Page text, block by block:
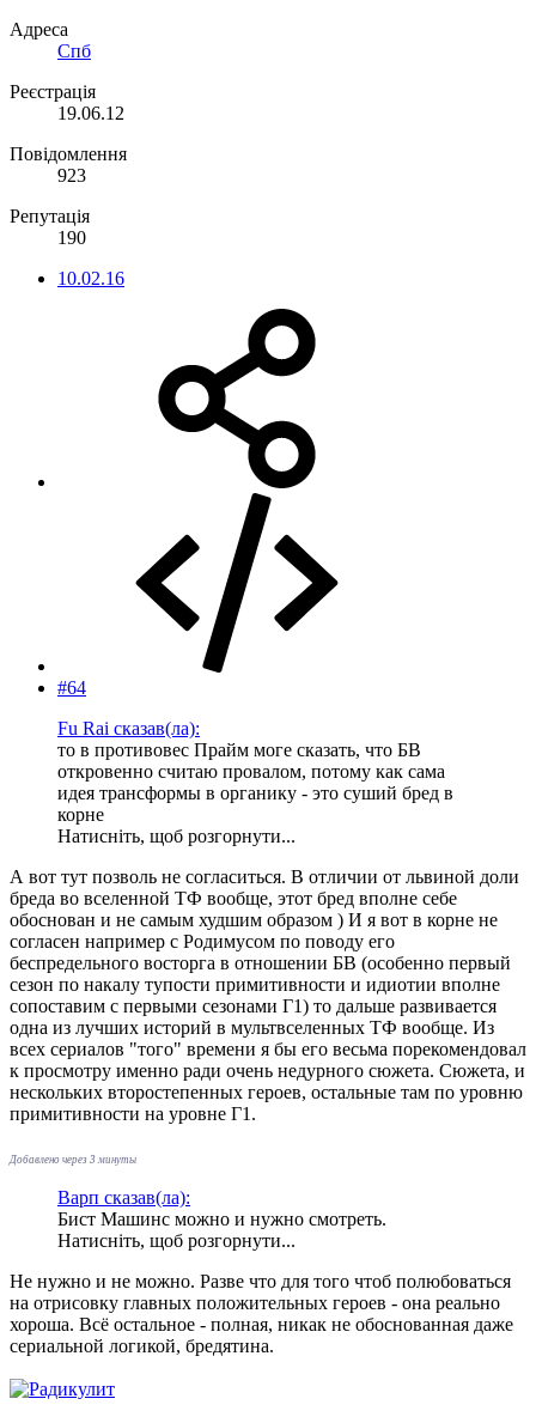
Адреса
Спб
Реєстрація
19.06.12
Повідомлення
923
Репутація
190
10.02.16
#64
Fu Rai сказав(ла):
то в противовес Прайм моге сказать, что БВ
откровенно считаю провалом, потому как сама
идея трансформы в органику - это суший бред в
корне
Натисніть, щоб розгорнути...
А вот тут позволь не согласиться. В отличии от львиной доли
бреда во вселенной ТФ вообще, этот бред вполне себе
обоснован и не самым худшим образом ) И я вот в корне не
согласен например с Родимусом по поводу его
беспредельного восторга в отношении БВ (особенно первый
сезон по накалу тупости примитивности и идиотии вполне
сопоставим с первыми сезонами Г1) то дальше развивается
одна из лучших историй в мультвселенных ТФ вообще. Из
всех сериалов "того" времени я бы его весьма порекомендовал
к просмотру именно ради очень недурного сюжета. Сюжета, и
нескольких второстепенных героев, остальные там по уровню
примитивности на уровне Г1.
Добавлено через 3 минуты
Варп сказав(ла):
Бист Машинс можно и нужно смотреть.
Натисніть, щоб розгорнути...
Не нужно и не можно. Разве что для того чтоб полюбоваться
на отрисовку главных положительных героев - она реально
хороша. Всё остальное - полная, никак не обоснованная даже
сериальной логикой, бредятина.